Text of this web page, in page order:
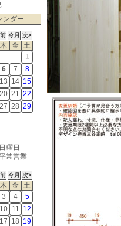
ンダー
木 金
土
1
6 7
8
13 14 15
20 21 22
27 28 29
曜日
常営業
木 金
土
3 4
5
10 11 12
17 18 19